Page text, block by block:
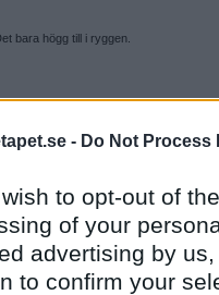
- Do Not Process
to opt-out of
of your
advertising by
to confirm your
bara högg till i ryggen.
Hur gick det för dig när Kaknästornets
Vi hjälptes åt allesammans